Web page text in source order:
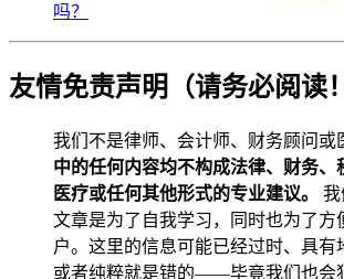
吗？
友情免责声明（请务必阅读
我们不是律师、会计师、财务顾问
中的任何内容均不构成法律、财务、
医疗或任何其他形式的专业建议。
我
文章是为了自我学习，同时也为了方
户。这里的信息可能已经过时、具有
或者纯粹就是错的——毕竟我们也会